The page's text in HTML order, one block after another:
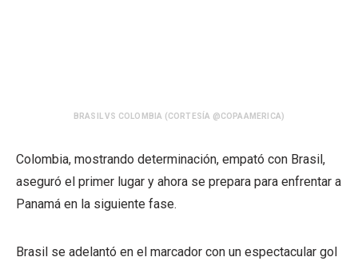
BRASIL VS COLOMBIA (CORTESÍA @COPAAMERICA)
Colombia, mostrando determinación, empató con Brasil,
aseguró el primer lugar y ahora se prepara para enfrentar a
Panamá en la siguiente fase.
Brasil se adelantó en el marcador con un espectacular gol